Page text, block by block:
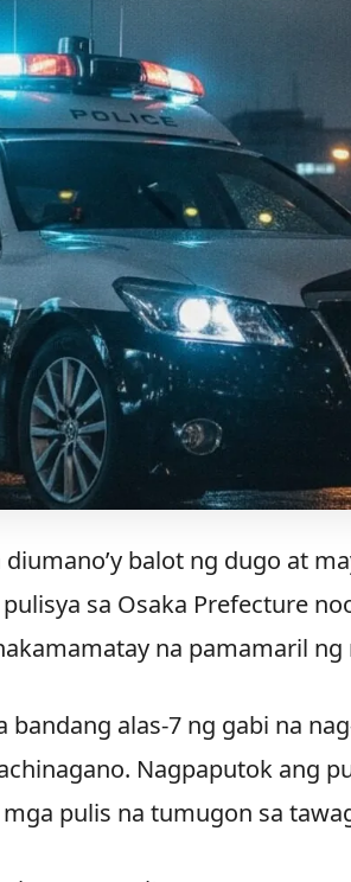
balot ng dugo at
sa Osaka Prefecture
na pamamaril ng
alas-7 ng gabi na
Nagpaputok ang
pulis na tumugon sa